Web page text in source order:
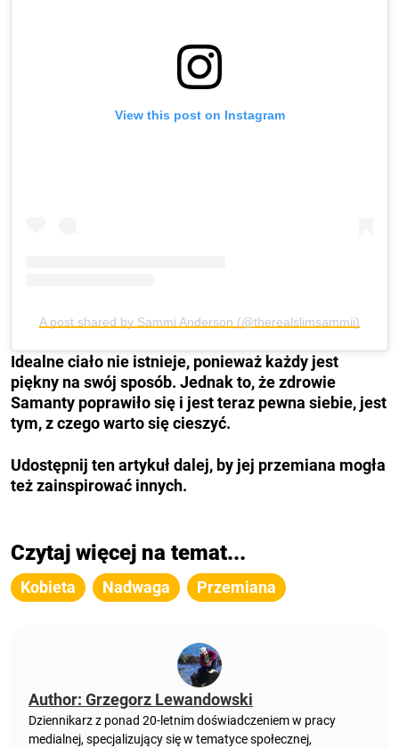
View this post on Instagram
A post shared by Sammi Anderson (@therealslimsammii)
Idealne ciało nie istnieje, ponieważ każdy jest
piękny na swój sposób. Jednak to, że zdrowie
Samanty poprawiło się i jest teraz pewna siebie, jest
tym, z czego warto się cieszyć.
Udostępnij ten artykuł dalej, by jej przemiana mogła
też zainspirować innych.
Czytaj więcej na temat...
Kobieta Nadwaga Przemiana
Author: Grzegorz Lewandowski
Dziennikarz z ponad 20-letnim doświadczeniem w pracy
medialnej, specjalizujący się w tematyce społecznej,